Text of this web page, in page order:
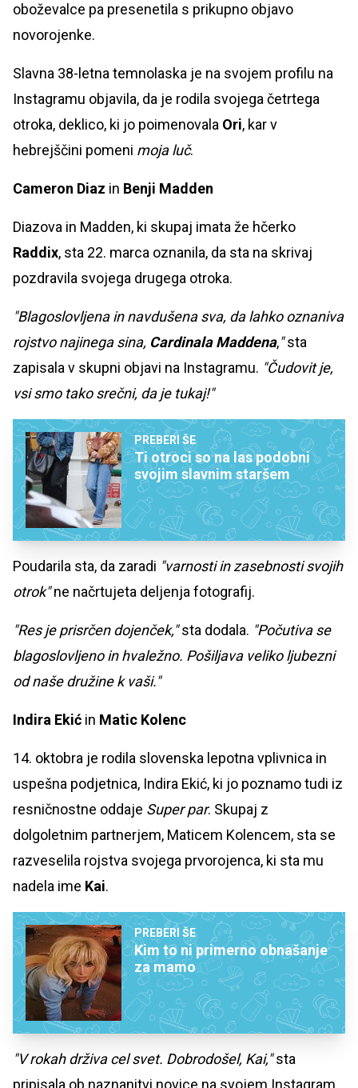
oboževalce pa presenetila s prikupno objavo
novorojenke.
Slavna 38-letna temnolaska je na svojem profilu na
Instagramu objavila, da je rodila svojega četrtega
otroka, deklico, ki jo poimenovala Ori, kar v
hebrejščini pomeni moja luč.
Cameron Diaz in Benji Madden
Diazova in Madden, ki skupaj imata že hčerko
Raddix, sta 22. marca oznanila, da sta na skrivaj
pozdravila svojega drugega otroka.
"Blagoslovljena in navdušena sva, da lahko oznaniva
rojstvo najinega sina, Cardinala Maddena,"sta
zapisala v skupni objavi na Instagramu. "Čudovit je,
vsi smo tako srečni, da je tukaj!"
PREBERI ŠE
Ti otroci so na las podobni
svojim slavnim staršem
Poudarila sta, da zaradi "varnosti in zasebnosti svojih
otrok"ne načrtujeta deljenja fotografij.
"Res je prisrčen dojenček,"sta dodala. "Počutiva se
blagoslovljeno in hvaležno. Pošiljava veliko ljubezni
od naše družine k vaši."
Indira Ekić in Matic Kolenc
14. oktobra je rodila slovenska lepotna vplivnica in
uspešna podjetnica, Indira Ekić, ki jo poznamo tudi iz
resničnostne oddaje Super par. Skupaj z
dolgoletnim partnerjem, Maticem Kolencem, sta se
razveselila rojstva svojega prvorojenca, ki sta mu
nadela ime Kai.
PREBERI ŠE
Kim to ni primerno obnašanje
za mamo
"V rokah drživa cel svet. Dobrodošel, Kai,"sta
pripisala ob naznanitvi novice na svojem Instagram